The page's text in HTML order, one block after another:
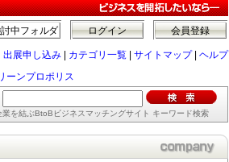
会員登録
ログイン
中フォルダ
出展申し込み カテゴリ一覧 サイトマップ| ヘルプ
ーンプロポリス
を結ぶBtoBビジネスマッチングサイト キーワード検索